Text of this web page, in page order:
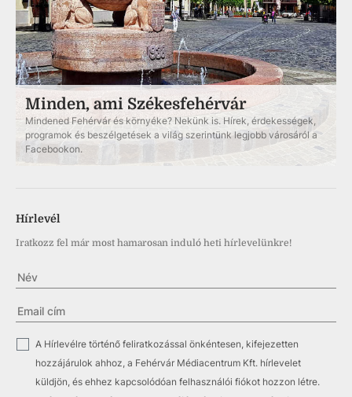
Minden, ami Székesfehérvár
Mindened Fehérvár és környéke? Nekünk is. Hírek, érdekességek,
programok és beszélgetések a világ szerintünk legjobb városáról a
Facebookon.
Hírlevél
Iratkozz fel már most hamarosan induló heti hírlevelünkre!
A Hírlevélre történő feliratkozással önkéntesen, kifejezetten
hozzájárulok ahhoz, a Fehérvár Médiacentrum Kft. hírlevelet
küldjön, és ehhez kapcsolódóan felhasználói fiókot hozzon létre.